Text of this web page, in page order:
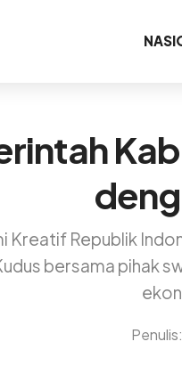
Kreatif Republik
bersama pihak
Penulis: